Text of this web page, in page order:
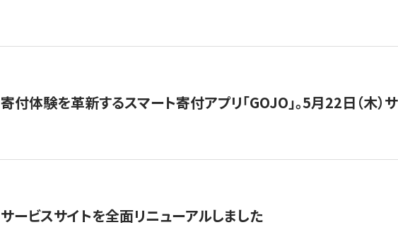
寄付体験を革新するスマート寄付アプリ「GOJO」。5月22日（木）
サービスサイトを全面リニューアルしました